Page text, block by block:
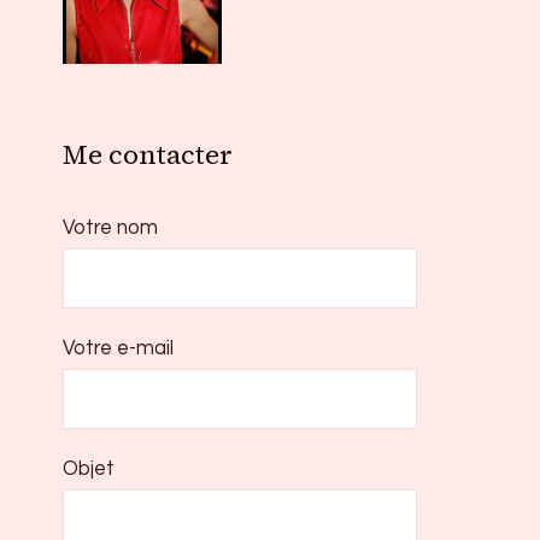
Me contacter
Votre nom
Votre e-mail
Objet